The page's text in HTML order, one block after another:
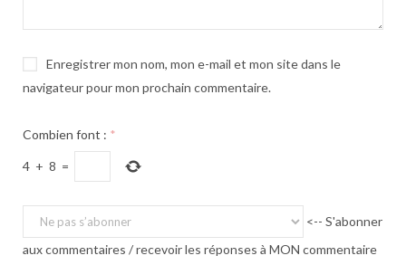
Enregistrer mon nom, mon e-mail et mon site dans le
navigateur pour mon prochain commentaire.
Combien font : *
4 + 8 =
<-- S'abonner
aux commentaires / recevoir les réponses à MON commentaire